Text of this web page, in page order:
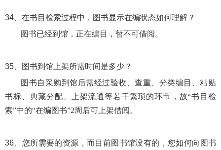
34、 在书目检索过程中，图书显示在编状态如何理解？
图书已经到馆，正在编目，暂不可借阅。
35、
图书到馆上架所需时间是多少？
图书自采购到馆后需经过验收、查重、分类编目、粘贴
书标、典藏分配、上架流通等若干繁琐的环节，故“书目检
索”中的“在编图书”2周后可上架借阅。
36、 您所需要的资源，而目前图书馆没有的，您如何向图书